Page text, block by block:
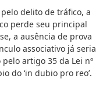
delito de tráfico, a
perde seu principal
a ausência de prova
associativo já seria
artigo 35 da Lei nº
do ‘in dubio pro reo’.